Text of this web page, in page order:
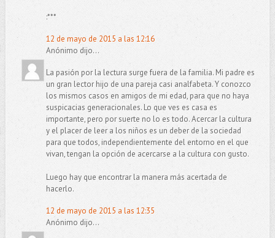
:***
12 de mayo de 2015 a las 12:16
Anónimo dijo...
La pasión por la lectura surge fuera de la familia. Mi padre es
un gran lector hijo de una pareja casi analfabeta. Y conozco
los mismos casos en amigos de mi edad, para que no haya
suspicacias generacionales. Lo que ves es casa es
importante, pero por suerte no lo es todo. Acercar la cultura
y el placer de leer a los niños es un deber de la sociedad
para que todos, independientemente del entorno en el que
vivan, tengan la opción de acercarse a la cultura con gusto.
Luego hay que encontrar la manera más acertada de
hacerlo.
12 de mayo de 2015 a las 12:35
Anónimo dijo...